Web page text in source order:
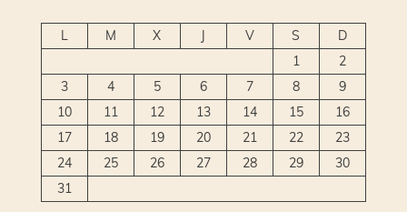
L M X J V S
D
1
2
3
4 5 6 7 8
9
10
11 12 13 14 15
16
17
18 19 20 21 22
23
24
25 26 27 28 29
30
31